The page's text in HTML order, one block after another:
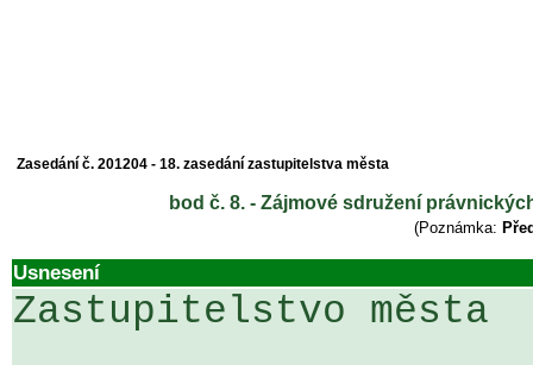
Zasedání č. 201204 - 18. zasedání zastupitelstva města
bod č. 8. - Zájmové sdružení
(Poznámka:
Usnesení
Zastupitelstvo města